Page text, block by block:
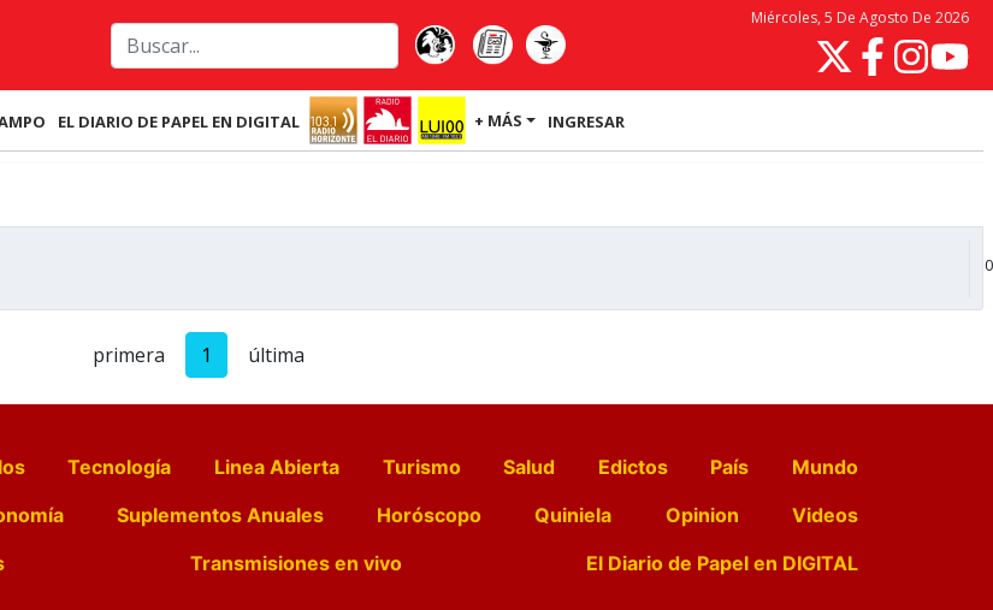
Miércoles, 5 De Agosto De 2026
EL DIARIO DE PAPEL EN DIGITAL + MÁS INGRESAR
primera 1 última
Tecnología Linea Abierta Turismo Salud Edictos País
Mundo
Suplementos Anuales Horóscopo Quiniela Opinion
Videos
Transmisiones en vivo El Diario de Papel en DIGITAL